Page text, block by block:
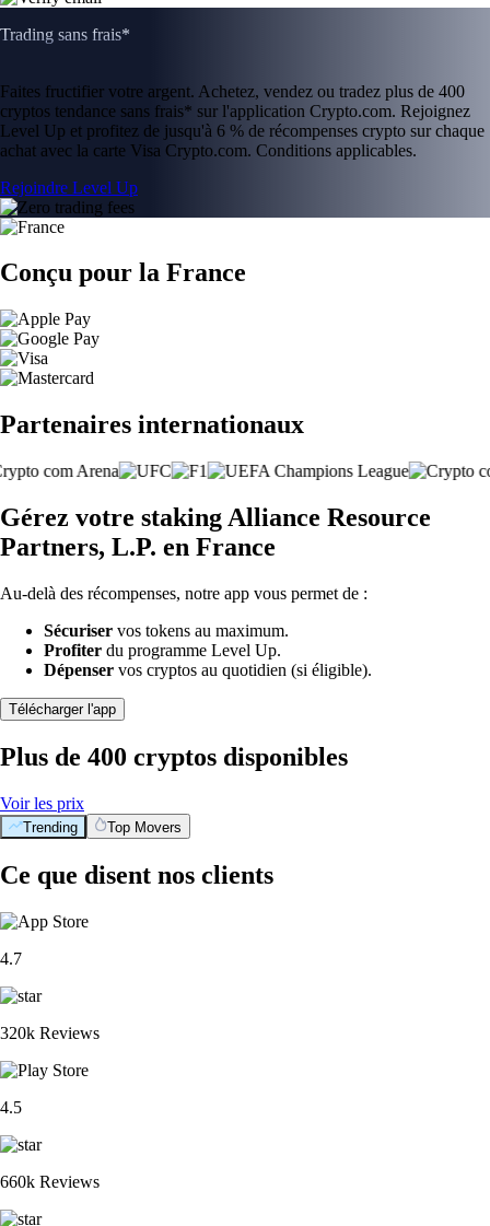
Trading sans frais*
Faites fructifier votre argent. Achetez, vendez ou tradez plus de 400
cryptos tendance sans frais* sur l'application Crypto.com. Rejoignez
Level Up et profitez de jusqu'à 6 % de récompenses crypto sur chaque
achat avec la carte Visa Crypto.com. Conditions applicables.
Rejoindre Level Up
Conçu pour la France
Partenaires internationaux
Gérez votre staking Alliance Resource
Partners, L.P. en France
Au-delà des récompenses, notre app vous permet de :
Sécuriser vos tokens au maximum.
Profiter du programme Level Up.
Dépenser vos cryptos au quotidien (si éligible).
Télécharger l'app
Plus de 400 cryptos disponibles
Voir les prix
Trending Top Movers
Ce que disent nos clients
4.7
320k Reviews
4.5
660k Reviews